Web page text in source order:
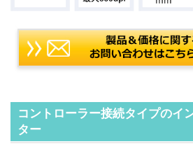
コントローラー接続タイプのイ
ター